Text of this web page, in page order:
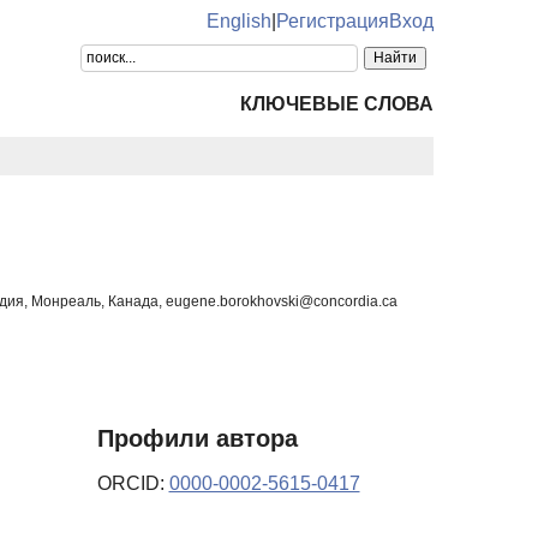
English РегистрацияВход
КЛЮЧЕВЫЕ СЛОВА
Монреаль, Канада, eugene.borokhovski@concordia.ca
Профили автора
ORCID: 0000-0002-5615-0417